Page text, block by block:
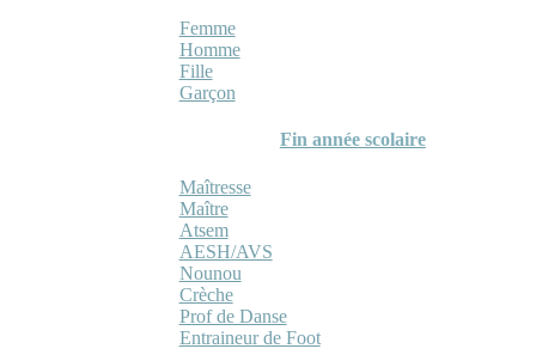
Femme
Homme
Fille
Garçon
Fin année scolaire
Maîtresse
Maître
Atsem
AESH/AVS
Nounou
Crèche
Prof de Danse
Entraineur de Foot